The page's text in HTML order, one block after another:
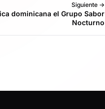
Siguiente →
dominicana el Grupo Sabor
Nocturno